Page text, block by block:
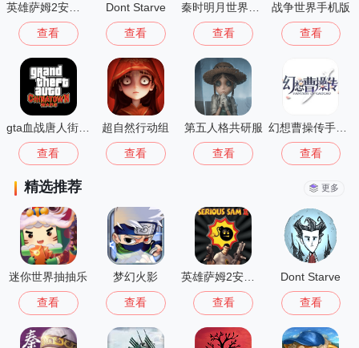
英雄萨姆2安卓版
查看
Dont Starve
查看
秦时明月世界测试服
查看
战争世界手机版
查看
查看
超自然行动组
查看
第五人格共研服
查看 查看
精选推荐 更多
迷你世界抽抽乐
查看
梦幻火影
查看 查看
Dont Starve
查看